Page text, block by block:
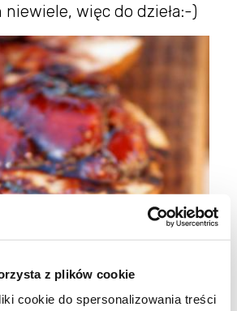
z plików cookie
cookie do spersonalizowania treści
więc do dzieła:-)